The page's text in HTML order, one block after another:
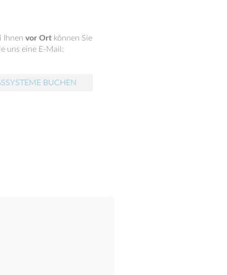
Ihnen vor Ortkönnen Sie
uns eine E-Mail:
BUCHEN